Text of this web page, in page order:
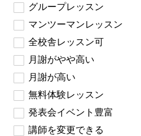
グループレッスン
マンツーマンレッスン
全校舎レッスン可
月謝がやや高い
月謝が高い
無料体験レッスン
発表会イベント豊富
講師を変更できる